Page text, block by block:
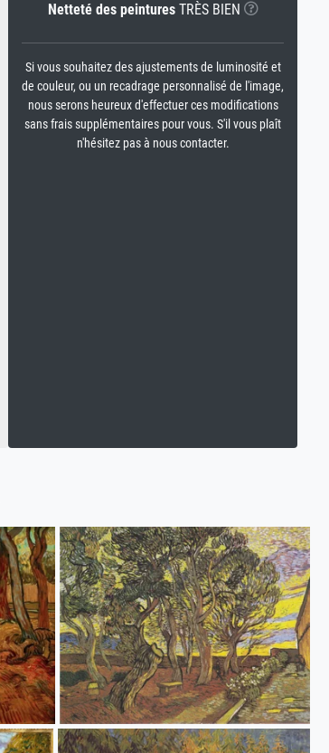
Netteté des peinturesTRÈS BIEN
Si vous souhaitez des ajustements de luminosité et
de couleur, ou un recadrage personnalisé de l'image,
nous serons heureux d'effectuer ces modifications
sans frais supplémentaires pour vous. S'il vous plaît
n'hésitez pas à nous contacter.